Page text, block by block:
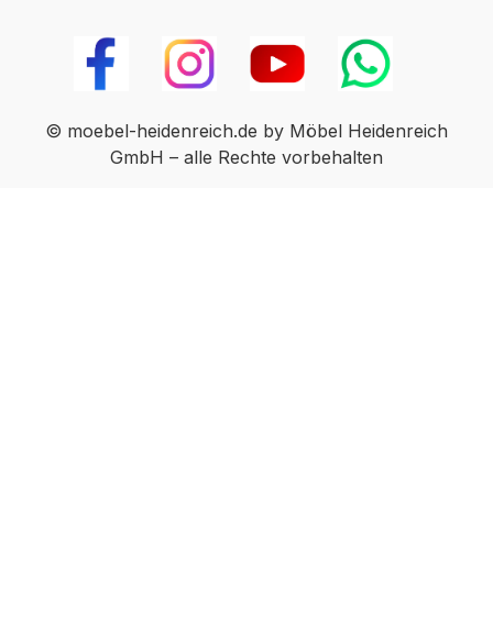
© moebel-heidenreich.de by Möbel Heidenreich
GmbH – alle Rechte vorbehalten